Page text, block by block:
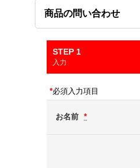
商品の問い合わせ
STEP 1
入力
*必須入力項目
お名前 *